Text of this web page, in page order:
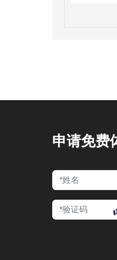
申请免费